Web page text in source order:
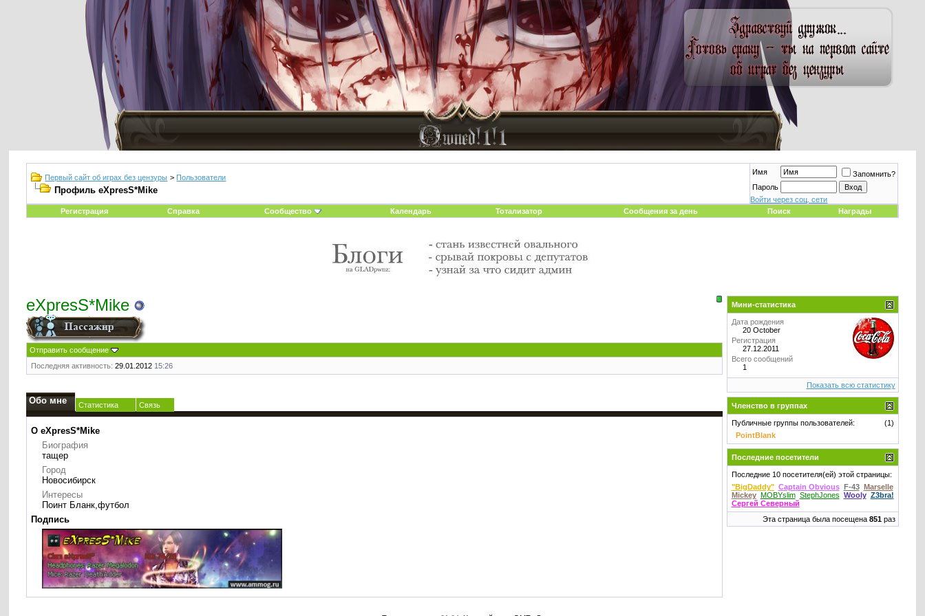
Первый сайт об играх без цензуры > Пользователи
Профиль eXpresS*Mike
Имя
Запомнить?
Пароль
Войти через соц. сети
Регистрация
Справка Сообщество Календарь Тотализатор Сообщения за день Поиск Награды
eXpresS*Mike
Отправить сообщение
Последняя активность: 29.01.2012 15:26
Обо мне Статистика Связь
О eXpresS*Mike
Биография
тащер
Город
Новосибирск
Интересы
Поинт Бланк,футбол
Подпись
Мини-статистика
Дата рождения
20 October
Регистрация
27.12.2011
Всего сообщений
1
Показать всю статистику
Членство в группах
(1)
Публичные группы пользователей:
PointBlank
Последние посетители
Последние 10 посетителя(ей) этой страницы:
"BigDaddy" Captain Obvious F-43 Marselle
Mickey MOBYslim StephJones Wooly Z3bra!
Сергей Северный
Эта страница была посещена 851раз